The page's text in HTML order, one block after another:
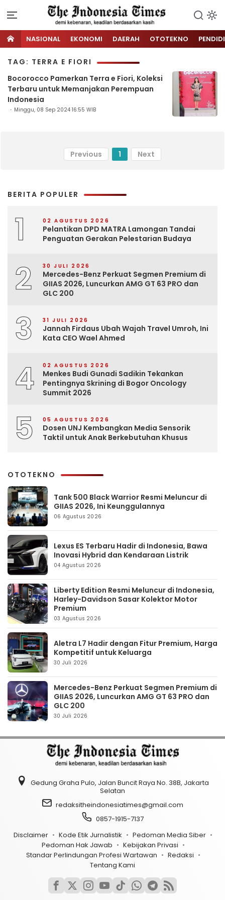
NASIONAL EKONOMI DAERAH OTOTEKNO
TAG: TERRA E FIORI
Bocorocco Pamerkan Terra e Fiori, Koleksi
Terbaru untuk Memanjakan Perempuan
Indonesia
Minggu, 08 Sep 2024 16:55 WIB
Previous 1 Next
BERITA POPULER
1 02 AGUSTUS 2026
Pelantikan DPD MATRA Lamongan Tandai
Penguatan Gerakan Pelestarian Budaya
2 30 JULI 2026
Mercedes-Benz Perkuat Segmen Premium di
GIIAS 2026, Luncurkan AMG GT 63 PRO dan
GLC 200
3 31 JULI 2026
Jannah Firdaus Ubah Wajah Travel Umroh, Ini
Kata CEO Wael Ahmed
4 02 AGUSTUS 2026
Menkes Budi Gunadi Sadikin Tekankan
Pentingnya Skrining di Bogor Oncology
Summit 2026
5 05 AGUSTUS 2026
Dosen UNJ Kembangkan Media Sensorik
Taktil untuk Anak Berkebutuhan Khusus
OTOTEKNO
Tank 500 Black Warrior Resmi Meluncur di
GIIAS 2026, Ini Keunggulannya
06 Agustus 2026
Lexus ES Terbaru Hadir di Indonesia, Bawa
Inovasi Hybrid dan Kendaraan Listrik
04 Agustus 2026
Liberty Edition Resmi Meluncur di Indonesia,
Harley-Davidson Sasar Kolektor Motor
Premium
03 Agustus 2026
Aletra L7 Hadir dengan Fitur Premium, Harga
Kompetitif untuk Keluarga
30 Juli 2026
Mercedes-Benz Perkuat Segmen Premium di
GIIAS 2026, Luncurkan AMG GT 63 PRO dan
GLC 200
30 Juli 2026
Gedung Graha Pulo, Jalan Buncit Raya No. 38B, Jakarta
Selatan
redaksitheindonesiatimes@gmail.com
0857-1915-7137
Disclaimer
Kode Etik Jurnalistik
Pedoman Media Siber
Pedoman Hak Jawab
Kebijakan Privasi
Standar Perlindungan Profesi Wartawan
Redaksi
Tentang Kami